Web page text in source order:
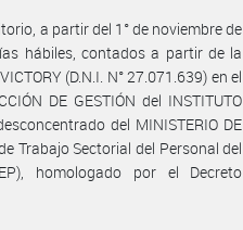
a partir del 1° de noviembre de
hábiles, contados a partir de la
(D.N.I. N° 27.071.639) en el
DE GESTIÓN del INSTITUTO
del MINISTERIO DE
Trabajo Sectorial del Personal del
homologado por el Decreto